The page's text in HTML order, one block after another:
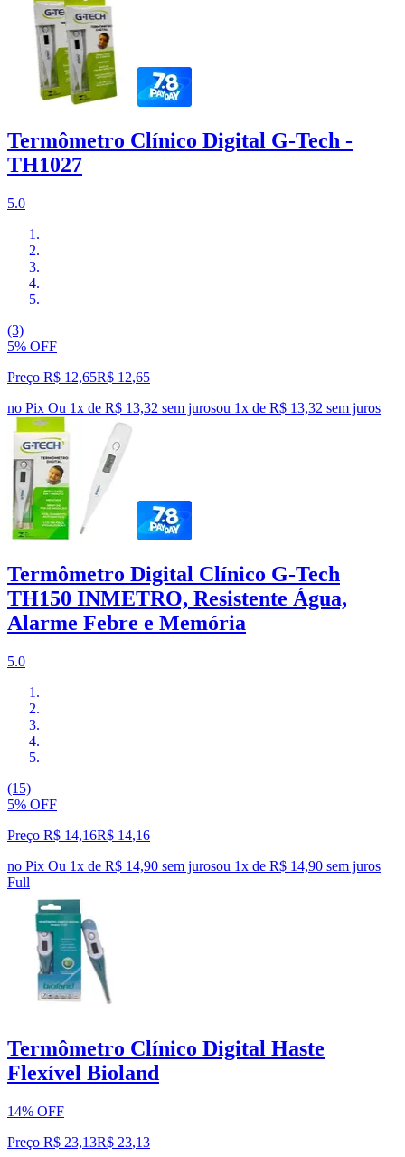
Termômetro Clínico Digital G-Tech -
TH1027
5.0
(3)
5% OFF
Preço R$ 12,65R$ 12,65
no Pix Ou 1x de R$ 13,32 sem jurosou 1x de R$ 13,32 sem juros
Termômetro Digital Clínico G-Tech
TH150 INMETRO, Resistente Água,
Alarme Febre e Memória
5.0
(15)
5% OFF
Preço R$ 14,16R$ 14,16
no Pix Ou 1x de R$ 14,90 sem jurosou 1x de R$ 14,90 sem juros
Full
Termômetro Clínico Digital Haste
Flexível Bioland
14% OFF
Preço R$ 23,13R$ 23,13